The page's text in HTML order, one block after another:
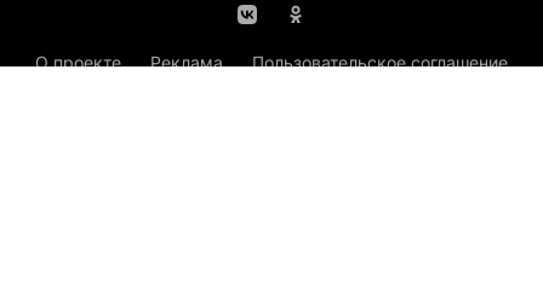
О проекте Реклама
Пользовательское соглашение